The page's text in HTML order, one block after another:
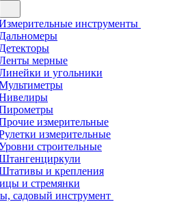
инструменты
Дальномеры
Детекторы
мерные
и угольники
измерительные
измерительные
строительные
и крепления
и стремянки
садовый инструмент